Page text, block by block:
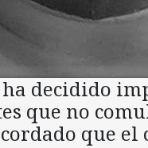
decidido
que no
que